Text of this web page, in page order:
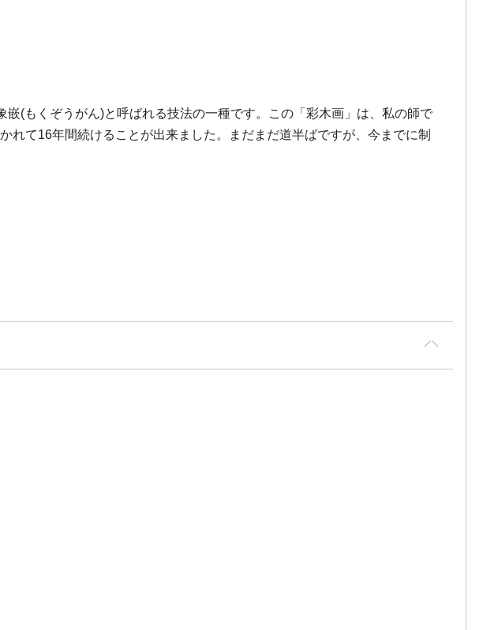
(もくぞうがん)と呼ばれる技法の一種です。この「彩木画」は、私の師で
て16年間続けることが出来ました。まだまだ道半ばですが、今までに制